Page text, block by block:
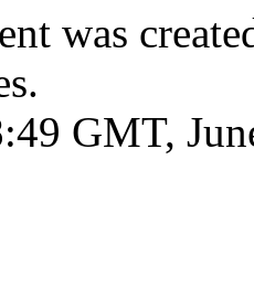
was
GMT,